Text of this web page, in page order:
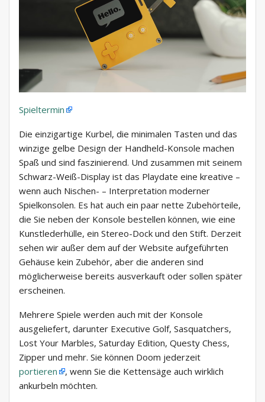
Spieltermin
Die einzigartige Kurbel, die minimalen Tasten und das
winzige gelbe Design der Handheld-Konsole machen
Spaß und sind faszinierend. Und zusammen mit seinem
Schwarz-Weiß-Display ist das Playdate eine kreative –
wenn auch Nischen- – Interpretation moderner
Spielkonsolen. Es hat auch ein paar nette Zubehörteile,
die Sie neben der Konsole bestellen können, wie eine
Kunstlederhülle, ein Stereo-Dock und den Stift. Derzeit
sehen wir außer dem auf der Website aufgeführten
Gehäuse kein Zubehör, aber die anderen sind
möglicherweise bereits ausverkauft oder sollen später
erscheinen.
Mehrere Spiele werden auch mit der Konsole
ausgeliefert, darunter Executive Golf, Sasquatchers,
Lost Your Marbles, Saturday Edition, Questy Chess,
Zipper und mehr. Sie können Doom jederzeit
portieren
, wenn Sie die Kettensäge auch wirklich
ankurbeln möchten.